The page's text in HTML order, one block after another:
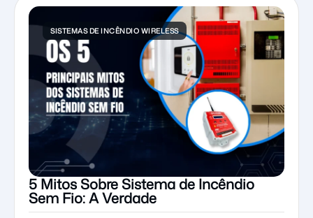
SISTEMAS DE INCÊNDIO WIRELESS
5 Mitos Sobre Sistema de Incêndio
Sem Fio: A Verdade